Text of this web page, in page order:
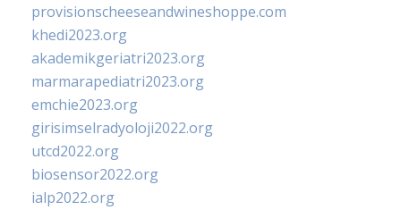
provisionscheeseandwineshoppe.com
khedi2023.org
akademikgeriatri2023.org
marmarapediatri2023.org
emchie2023.org
girisimselradyoloji2022.org
utcd2022.org
biosensor2022.org
ialp2022.org